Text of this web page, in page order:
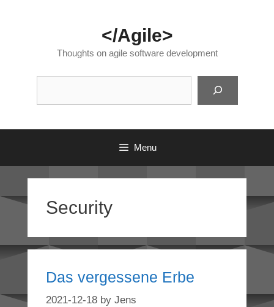
</Agile>
Thoughts on agile software development
Menu
Security
Das vergessene Erbe
2021-12-18 by Jens